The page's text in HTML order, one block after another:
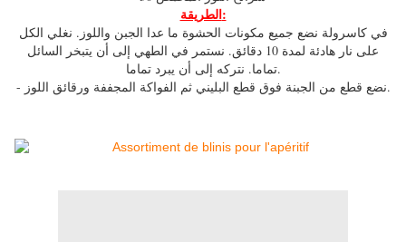
الطريقة:
في كاسرولة نضع جميع مكونات الحشوة ما عدا الجبن واللوز. نغلي الكل
على نار هادئة لمدة 10 دقائق. نستمر في الطهي إلى أن يتبخر السائل
تماما. نتركه إلى أن يبرد تماما.
- نضع قطع من الجبنة فوق قطع البليني ثم الفواكة المجففة ورقائق اللوز.